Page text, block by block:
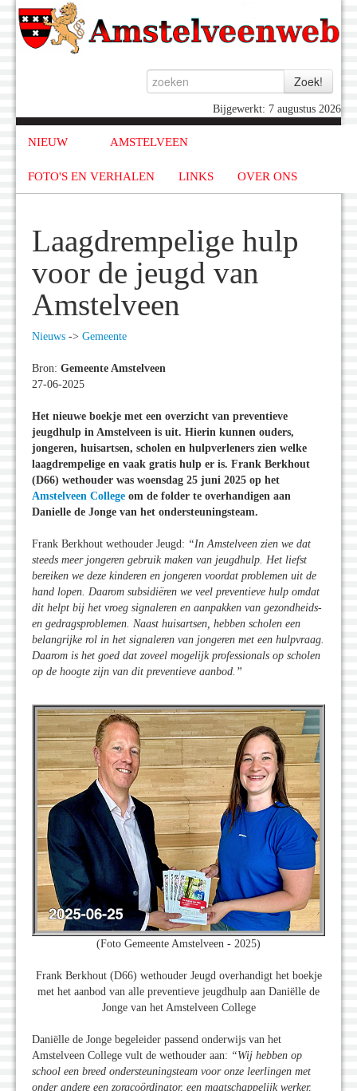
Bijgewerkt: 7 augustus 2026
NIEUW AMSTELVEEN
FOTO'S EN VERHALEN LINKS OVER ONS
Laagdrempelige hulp
voor de jeugd van
Amstelveen
Nieuws -> Gemeente
Bron: Gemeente Amstelveen
27-06-2025
Het nieuwe boekje met een overzicht van preventieve
jeugdhulp in Amstelveen is uit. Hierin kunnen ouders,
jongeren, huisartsen, scholen en hulpverleners zien welke
laagdrempelige en vaak gratis hulp er is. Frank Berkhout
(D66) wethouder was woensdag 25 juni 2025 op het
Amstelveen College om de folder te overhandigen aan
Danielle de Jonge van het ondersteuningsteam.
Frank Berkhout wethouder Jeugd: “In Amstelveen zien we dat
steeds meer jongeren gebruik maken van jeugdhulp. Het liefst
bereiken we deze kinderen en jongeren voordat problemen uit de
hand lopen. Daarom subsidiëren we veel preventieve hulp omdat
dit helpt bij het vroeg signaleren en aanpakken van gezondheids-
en gedragsproblemen. Naast huisartsen, hebben scholen een
belangrijke rol in het signaleren van jongeren met een hulpvraag.
Daarom is het goed dat zoveel mogelijk professionals op scholen
op de hoogte zijn van dit preventieve aanbod.”
(Foto Gemeente Amstelveen - 2025)
Frank Berkhout (D66) wethouder Jeugd overhandigt het boekje
met het aanbod van alle preventieve jeugdhulp aan Daniëlle de
Jonge van het Amstelveen College
Daniëlle de Jonge begeleider passend onderwijs van het
Amstelveen College vult de wethouder aan: “Wij hebben op
school een breed ondersteuningsteam voor onze leerlingen met
onder andere een zorgcoördinator, een maatschappelijk werker,